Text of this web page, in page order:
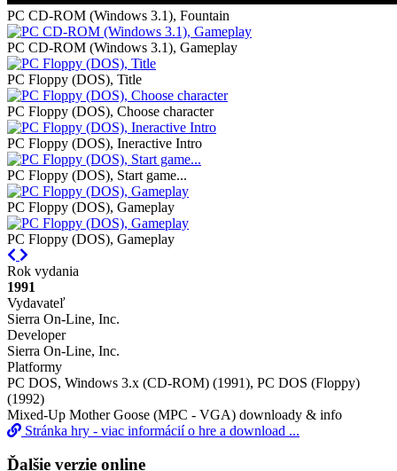
PC CD-ROM (Windows 3.1), Fountain
PC CD-ROM (Windows 3.1), Gameplay
PC Floppy (DOS), Title
PC Floppy (DOS), Choose character
PC Floppy (DOS), Ineractive Intro
PC Floppy (DOS), Start game...
PC Floppy (DOS), Gameplay
PC Floppy (DOS), Gameplay
Previous
Rok vydania
1991
Vydavateľ
Sierra On‑Line, Inc.
Developer
Sierra On‑Line, Inc.
Platformy
PC DOS, Windows 3.x (CD-ROM) (1991), PC DOS (Floppy)
(1992)
Mixed-Up Mother Goose (MPC - VGA) downloady & info
Stránka hry - viac informácií o hre a download ...
Ďalšie verzie online